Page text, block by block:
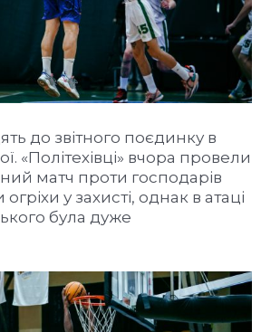
до звітного поєдинку в
«Політехівці» вчора провели
матч проти господарів
у захисті, однак в атаці
була дуже